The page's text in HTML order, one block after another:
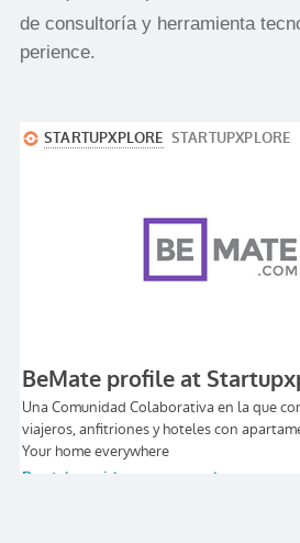
de consultoría y herramienta
perience.